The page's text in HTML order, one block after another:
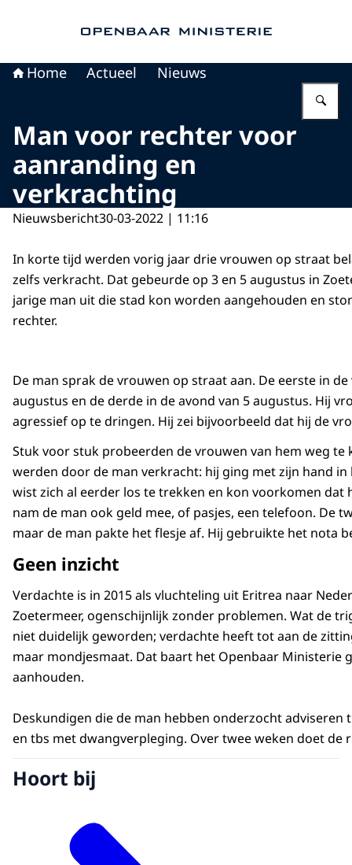
Home Actueel Nieuws
Man voor rechter voor
aanranding en
verkrachting
Nieuwsbericht30-03-2022 | 11:16
In korte tijd werden vorig jaar drie vrouwen op straat
zelfs verkracht. Dat gebeurde op 3 en 5 augustus in
jarige man uit die stad kon worden aangehouden en
rechter.
De man sprak de vrouwen op straat aan. De eerste in
augustus en de derde in de avond van 5 augustus. Hij
agressief op te dringen. Hij zei bijvoorbeeld dat hij de
Stuk voor stuk probeerden de vrouwen van hem weg
werden door de man verkracht: hij ging met zijn hand
wist zich al eerder los te trekken en kon voorkomen
nam de man ook geld mee, of pasjes, een telefoon. De
maar de man pakte het flesje af. Hij gebruikte het nota
Geen inzicht
Verdachte is in 2015 als vluchteling uit Eritrea naar
Zoetermeer, ogenschijnlijk zonder problemen. Wat de
niet duidelijk geworden; verdachte heeft tot aan de
maar mondjesmaat. Dat baart het Openbaar
aanhouden.
Deskundigen die de man hebben onderzocht
en tbs met dwangverpleging. Over twee weken doet de
Hoort bij